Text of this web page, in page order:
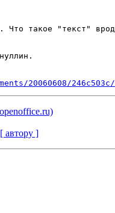
такое "текст"
20060608/246c503c/
[ автору ]